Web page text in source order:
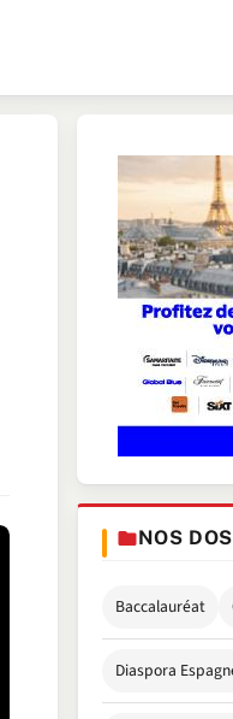
NOS
Baccalauréat
Diaspora